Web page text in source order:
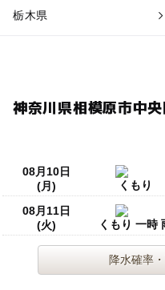
栃木県
神奈川県相模原市中
08月10日
(月)
くもり
08月11日
(火)
くもり 一時
降水確率